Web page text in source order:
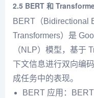
2.5 BERT 和
BERT（Bidirectional
Transformers）是
（NLP）模型，基于
下文信息进行双向编
成任务中的表现。
BERT 应用：